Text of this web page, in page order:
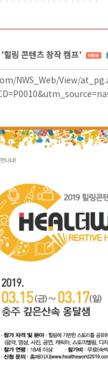
힐링 콘텐츠 창작 캠프'
NWS_Web/View/